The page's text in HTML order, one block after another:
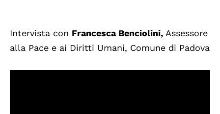
Intervista con Francesca Benciolini, Assessore
alla Pace e ai Diritti Umani, Comune di Padova